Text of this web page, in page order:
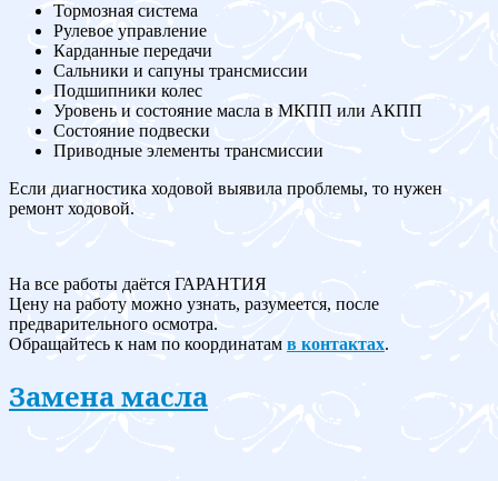
Тормозная система
Рулевое управление
Карданные передачи
Сальники и сапуны трансмиссии
Подшипники колес
Уровень и состояние масла в МКПП или АКПП
Состояние подвески
Приводные элементы трансмиссии
Если диагностика ходовой выявила проблемы, то нужен
ремонт ходовой.
На все работы даётся ГАРАНТИЯ
Цену на работу можно узнать, разумеется, после
предварительного осмотра.
Обращайтесь к нам по координатам в контактах.
Замена масла